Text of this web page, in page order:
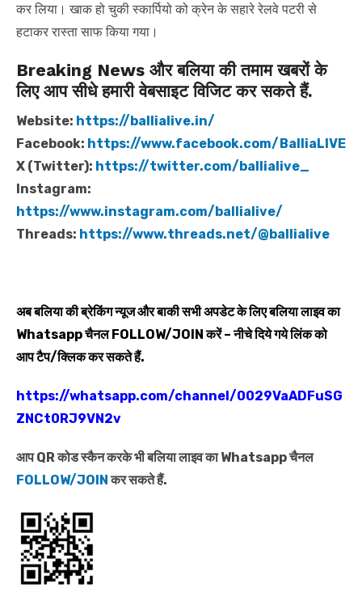
कर लिया। खाक हो चुकी स्कार्पियो को क्रेन के सहारे रेलवे पटरी से
हटाकर रास्ता साफ किया गया।
Breaking News और बलिया की तमाम खबरों के
लिए आप सीधे हमारी वेबसाइट विजिट कर सकते हैं.
Website: https://ballialive.in/
Facebook: https://www.facebook.com/BalliaLIVE
X (Twitter): https://twitter.com/ballialive_
Instagram:
https://www.instagram.com/ballialive/
Threads: https://www.threads.net/@ballialive
अब बलिया की ब्रेकिंग न्यूज और बाकी सभी अपडेट के लिए बलिया लाइव का
WhatsappचैनलFOLLOW/JOINकरें – नीचे दिये गये लिंक को
आप टैप/क्लिक कर सकते हैं.
https://whatsapp.com/channel/0029VaADFuSG
ZNCt0RJ9VN2v
आप QR कोड स्कैन करके भी बलिया लाइव का Whatsapp चैनल
FOLLOW/JOINकर सकते हैं.